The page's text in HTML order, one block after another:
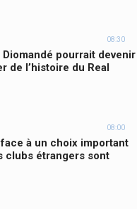
08:30
pourrait devenir
de l’histoire du Real
08:00
à un choix important
clubs étrangers sont